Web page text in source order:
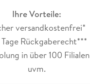
Ihre Vorteile:
versandkostenfrei*
Rückgaberecht***
in über 100 Filialen
uvm.